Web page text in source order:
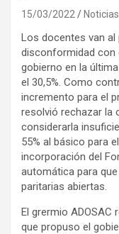
15/03/2022
Los docentes van al
disconformidad con
gobierno en la
el 30,5%. Como
incremento para el
resolvió rechazar la
considerarla
55% al básico para
incorporación del
automática para
paritarias abiertas.
El grermio ADOSAC
que propuso el